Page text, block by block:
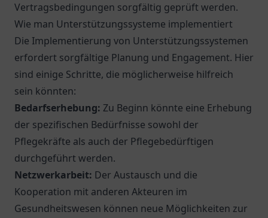
Vertragsbedingungen sorgfältig geprüft werden.
Wie man Unterstützungssysteme implementiert
Die Implementierung von Unterstützungssystemen
erfordert sorgfältige Planung und Engagement. Hier
sind einige Schritte, die möglicherweise hilfreich
sein könnten:
Bedarfserhebung: Zu Beginn könnte eine Erhebung
der spezifischen Bedürfnisse sowohl der
Pflegekräfte als auch der Pflegebedürftigen
durchgeführt werden.
Netzwerkarbeit: Der Austausch und die
Kooperation mit anderen Akteuren im
Gesundheitswesen können neue Möglichkeiten zur